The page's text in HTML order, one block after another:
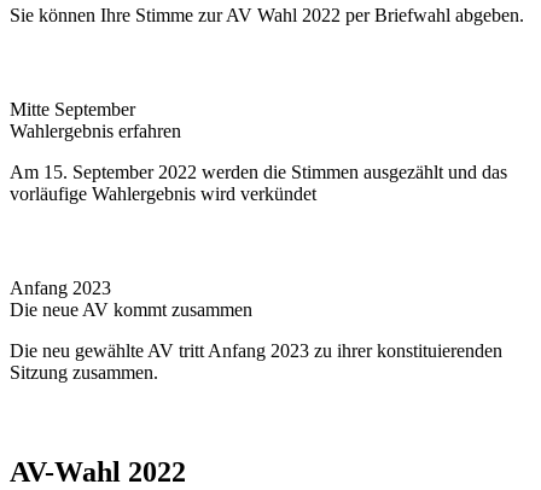
Sie können Ihre Stimme zur AV Wahl 2022 per Briefwahl abgeben.
Mitte September
Wahlergebnis erfahren
Am 15. September 2022 werden die Stimmen­ ausgezählt und das
vorläufige Wahlergebnis wird verkündet
Anfang 2023
Die neue AV kommt zusammen
Die neu gewählte AV tritt Anfang 2023 zu ihrer konstituierenden
Sitzung zusammen.
AV-Wahl 2022